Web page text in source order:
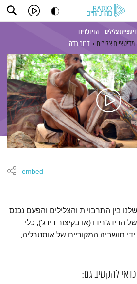
צלילים – הדידג'רידו
מדיטציית צלילים דרור רדה
embed
בין התרבויות והצלילים והפעם נכנס
הדידג'רידו (או בקיצור דידג'), כלי
תושביה המקוריים של אוסטרליה,
כדאי להקשיב גם: